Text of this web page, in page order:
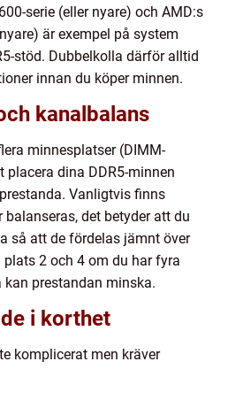
serie (eller nyare) och AMD:s
är exempel på system
stöd. Dubbelkolla därför alltid
innan du köper minnen.
kanalbalans
minnesplatser (DIMM-
dina DDR5-minnen
Vanligtvis finns
det betyder att du
så att de fördelas jämnt över
plats 2 och 4 om du har fyra
prestandan minska.
i korthet
komplicerat men kräver